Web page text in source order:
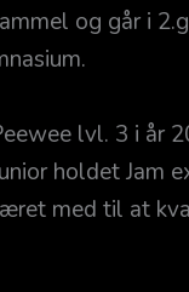
og går i
lvl. 3 i år
holdet Jam
med til at